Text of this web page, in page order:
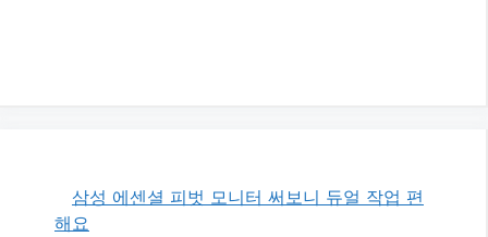
삼성 에센셜 피벗 모니터 써보니 듀얼 작업 편
해요